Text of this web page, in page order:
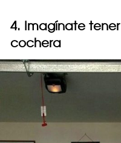
4. Imagínate
cochera